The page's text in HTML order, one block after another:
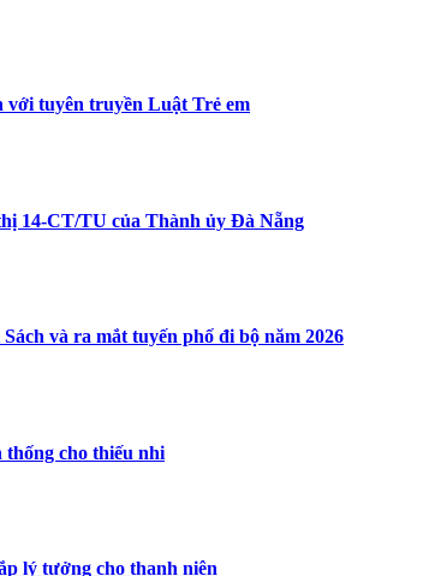
với tuyên truyền Luật Trẻ em
14-CT/TU của Thành ủy Đà Nẵng
và ra mắt tuyến phố đi bộ năm 2026
cho thiếu nhi
lý tưởng cho thanh niên